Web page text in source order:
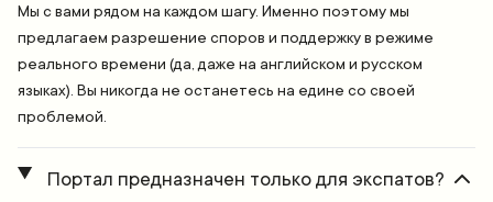
Мы с вами рядом на каждом шагу. Именно поэтому мы
предлагаем разрешение споров и поддержку в режиме
реального времени (да, даже на английском и русском
языках). Вы никогда не останетесь на едине со своей
проблемой.
Портал предназначен только для экспатов?